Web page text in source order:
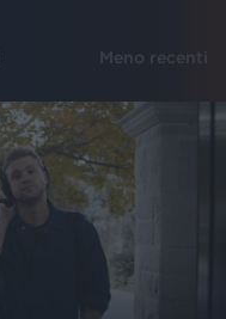
Meno recenti